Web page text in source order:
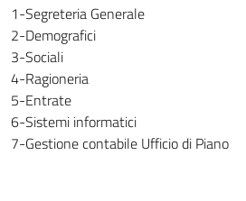
1-Segreteria Generale
2-Demografici
3-Sociali
4-Ragioneria
5-Entrate
6-Sistemi informatici
7-Gestione contabile Ufficio di Piano